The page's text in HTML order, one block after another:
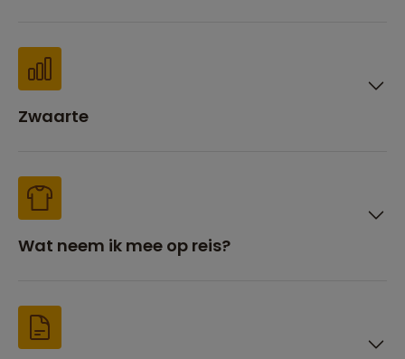
Zwaarte
Wat neem ik mee op reis?